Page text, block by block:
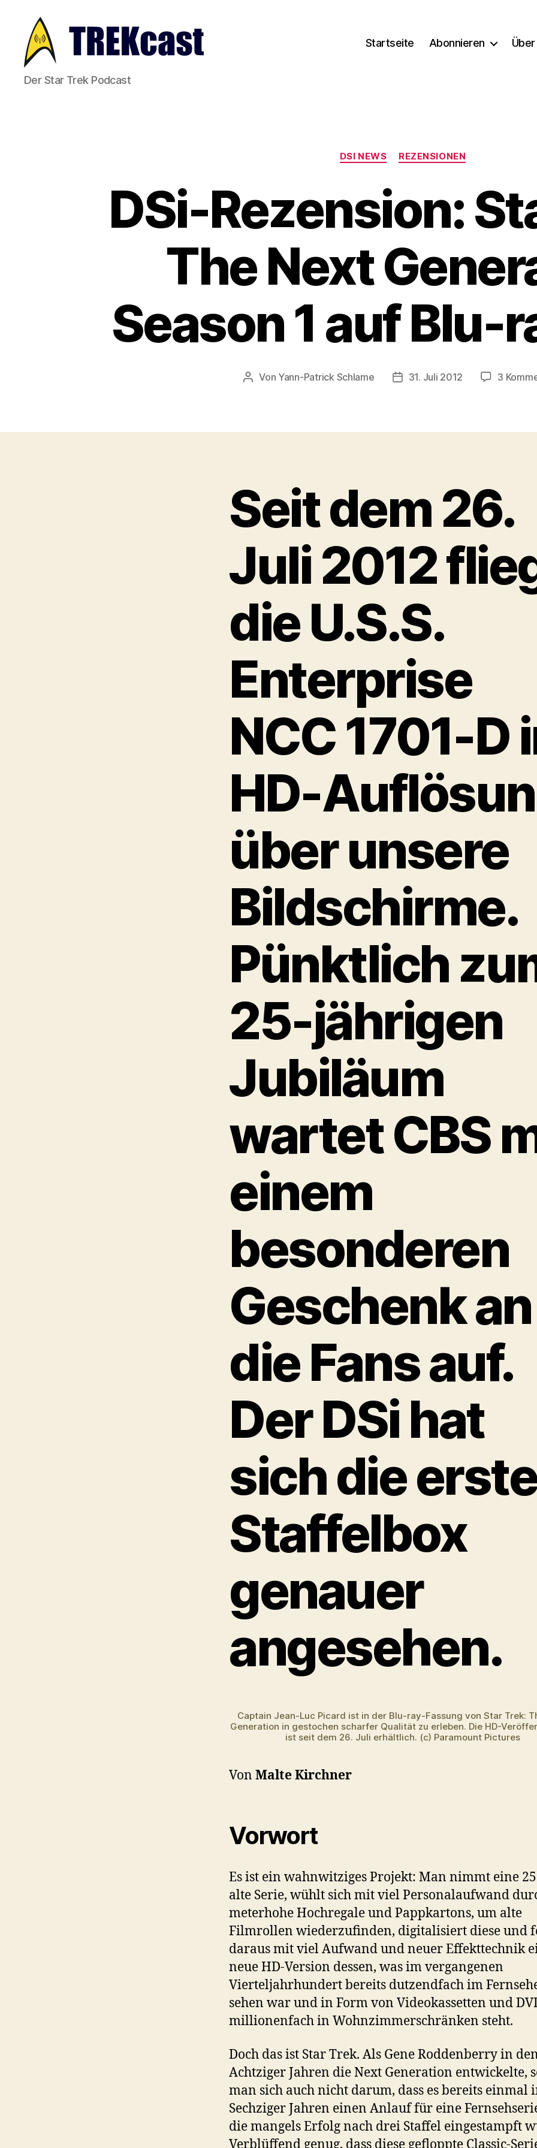
Trekcast
Der Star Trek Podcast
Startseite Abonnieren
Kategorien
DSI NEWS REZENSIONEN
DSi-Rezension:
The Next
Season 1 auf Blu-
Beitragsautor
Von Yann-Patrick Schlame Veröffentlichungsdatum
31. Juli 2012 3
Seit dem 26.
Juli 2012
die U.S.S.
Enterprise
NCC 1701-D
HD-
über unsere
Bildschirme.
Pünktlich
25-jährigen
Jubiläum
wartet CBS
einem
besonderen
Geschenk an
die Fans auf.
Der DSi hat
sich die erste
Staffelbox
genauer
angesehen.
Captain Jean-Luc Picard ist in der Blu-ray-Fassung von Star Trek:
Generation in gestochen scharfer Qualität zu erleben. Die HD-
ist seit dem 26. Juli erhältlich. (c) Paramount Pictures
Von Malte Kirchner
Vorwort
Es ist ein wahnwitziges Projekt: Man nimmt eine
alte Serie, wühlt sich mit viel Personalaufwand
meterhohe Hochregale und Pappkartons, um alte
Filmrollen wiederzufinden, digitalisiert diese und
daraus mit viel Aufwand und neuer Effekttechnik
neue HD-Version dessen, was im vergangenen
Vierteljahrhundert bereits dutzendfach im
sehen war und in Form von Videokassetten und
millionenfach in Wohnzimmerschränken steht.
Doch das ist Star Trek. Als Gene Roddenberry in
Achtziger Jahren die Next Generation entwickelte,
man sich auch nicht darum, dass es bereits einmal
Sechziger Jahren einen Anlauf für eine
die mangels Erfolg nach drei Staffel eingestampft
Verblüffend genug, dass diese gefloppte Classic-